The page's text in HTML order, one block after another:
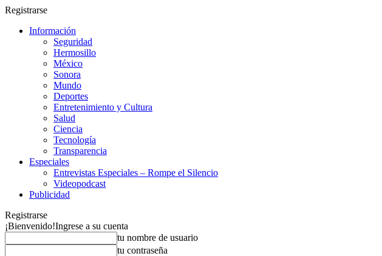
Registrarse
Información
Seguridad
Hermosillo
México
Sonora
Mundo
Deportes
Entretenimiento y Cultura
Salud
Ciencia
Tecnología
Transparencia
Especiales
Entrevistas Especiales – Rompe el Silencio
Videopodcast
Publicidad
Registrarse
¡Bienvenido!Ingrese a su cuenta
tu nombre de usuario
tu contraseña